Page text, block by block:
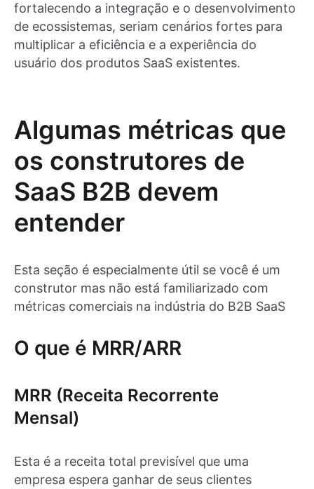
fortalecendo a integração e o desenvolvimento
de ecossistemas, seriam cenários fortes para
multiplicar a eficiência e a experiência do
usuário dos produtos SaaS existentes.
Algumas métricas que
os construtores de
SaaS B2B devem
entender
Esta seção é especialmente útil se você é um
construtor mas não está familiarizado com
métricas comerciais na indústria do B2B SaaS
O que é MRR/ARR
MRR (Receita Recorrente
Mensal)
Esta é a receita total previsível que uma
empresa espera ganhar de seus clientes